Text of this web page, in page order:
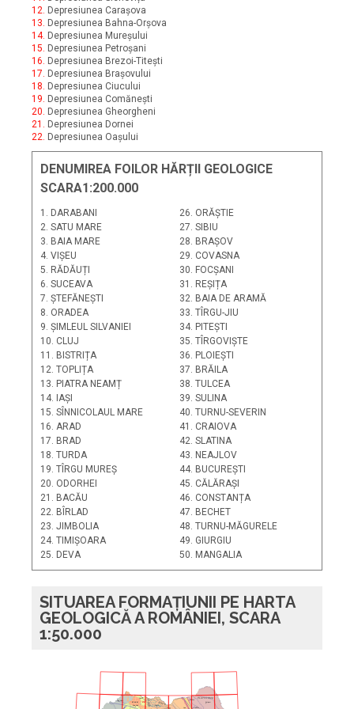
12. Depresiunea Carașova
13. Depresiunea Bahna-Orșova
14. Depresiunea Mureșului
15. Depresiunea Petroșani
16. Depresiunea Brezoi-Titești
17. Depresiunea Brașovului
18. Depresiunea Ciucului
19. Depresiunea Comănești
20. Depresiunea Gheorgheni
21. Depresiunea Dornei
22. Depresiunea Oașului
DENUMIREA FOILOR HĂRȚII GEOLOGICE
SCARA1:200.000
1. DARABANI
2. SATU MARE
3. BAIA MARE
4. VIȘEU
5. RĂDĂUȚI
6. SUCEAVA
7. ȘTEFĂNEȘTI
8. ORADEA
9. ȘIMLEUL SILVANIEI
10. CLUJ
11. BISTRIȚA
12. TOPLIȚA
13. PIATRA NEAMȚ
14. IAȘI
15. SÎNNICOLAUL MARE
16. ARAD
17. BRAD
18. TURDA
19. TÎRGU MUREȘ
20. ODORHEI
21. BACĂU
22. BÎRLAD
23. JIMBOLIA
24. TIMIȘOARA
25. DEVA
26. ORĂȘTIE
27. SIBIU
28. BRAȘOV
29. COVASNA
30. FOCȘANI
31. REȘIȚA
32. BAIA DE ARAMĂ
33. TÎRGU-JIU
34. PITEȘTI
35. TÎRGOVIȘTE
36. PLOIEȘTI
37. BRĂILA
38. TULCEA
39. SULINA
40. TURNU-SEVERIN
41. CRAIOVA
42. SLATINA
43. NEAJLOV
44. BUCUREȘTI
45. CĂLĂRAȘI
46. CONSTANȚA
47. BECHET
48. TURNU-MĂGURELE
49. GIURGIU
50. MANGALIA
SITUAREA FORMAȚIUNII PE HARTA
GEOLOGICĂ A ROMÂNIEI, SCARA
1:50.000
PLATFORMA
ZONA
C
F
U
L
Boto ani
Vi eu
22